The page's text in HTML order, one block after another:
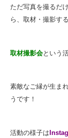
ただ写真を撮るだ
ら、取材・撮影する
取材撮影会という
素敵なご縁が生ま
うです！
活動の様子は